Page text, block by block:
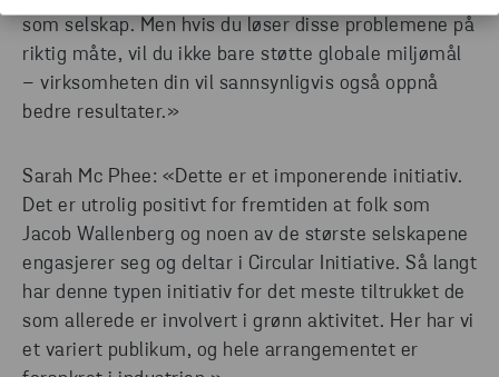
som selskap. Men hvis du løser disse problemene på
riktig måte, vil du ikke bare støtte globale miljømål
– virksomheten din vil sannsynligvis også oppnå
bedre resultater.»
Sarah Mc Phee: «Dette er et imponerende initiativ.
Det er utrolig positivt for fremtiden at folk som
Jacob Wallenberg og noen av de største selskapene
engasjerer seg og deltar i Circular Initiative. Så langt
har denne typen initiativ for det meste tiltrukket de
som allerede er involvert i grønn aktivitet. Her har vi
et variert publikum, og hele arrangementet er